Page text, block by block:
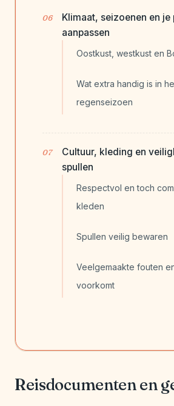
Klimaat, seizoenen en je
aanpassen
Oostkust, westkust en
Wat extra handig is in
regenseizoen
Cultuur, kleding en
spullen
Respectvol en toch
kleden
Spullen veilig bewaren
Veelgemaakte fouten
voorkomt
Reisdocumenten en